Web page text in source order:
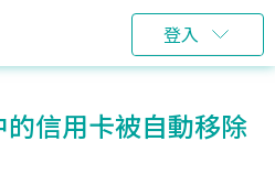
登入
信用卡被自動移除